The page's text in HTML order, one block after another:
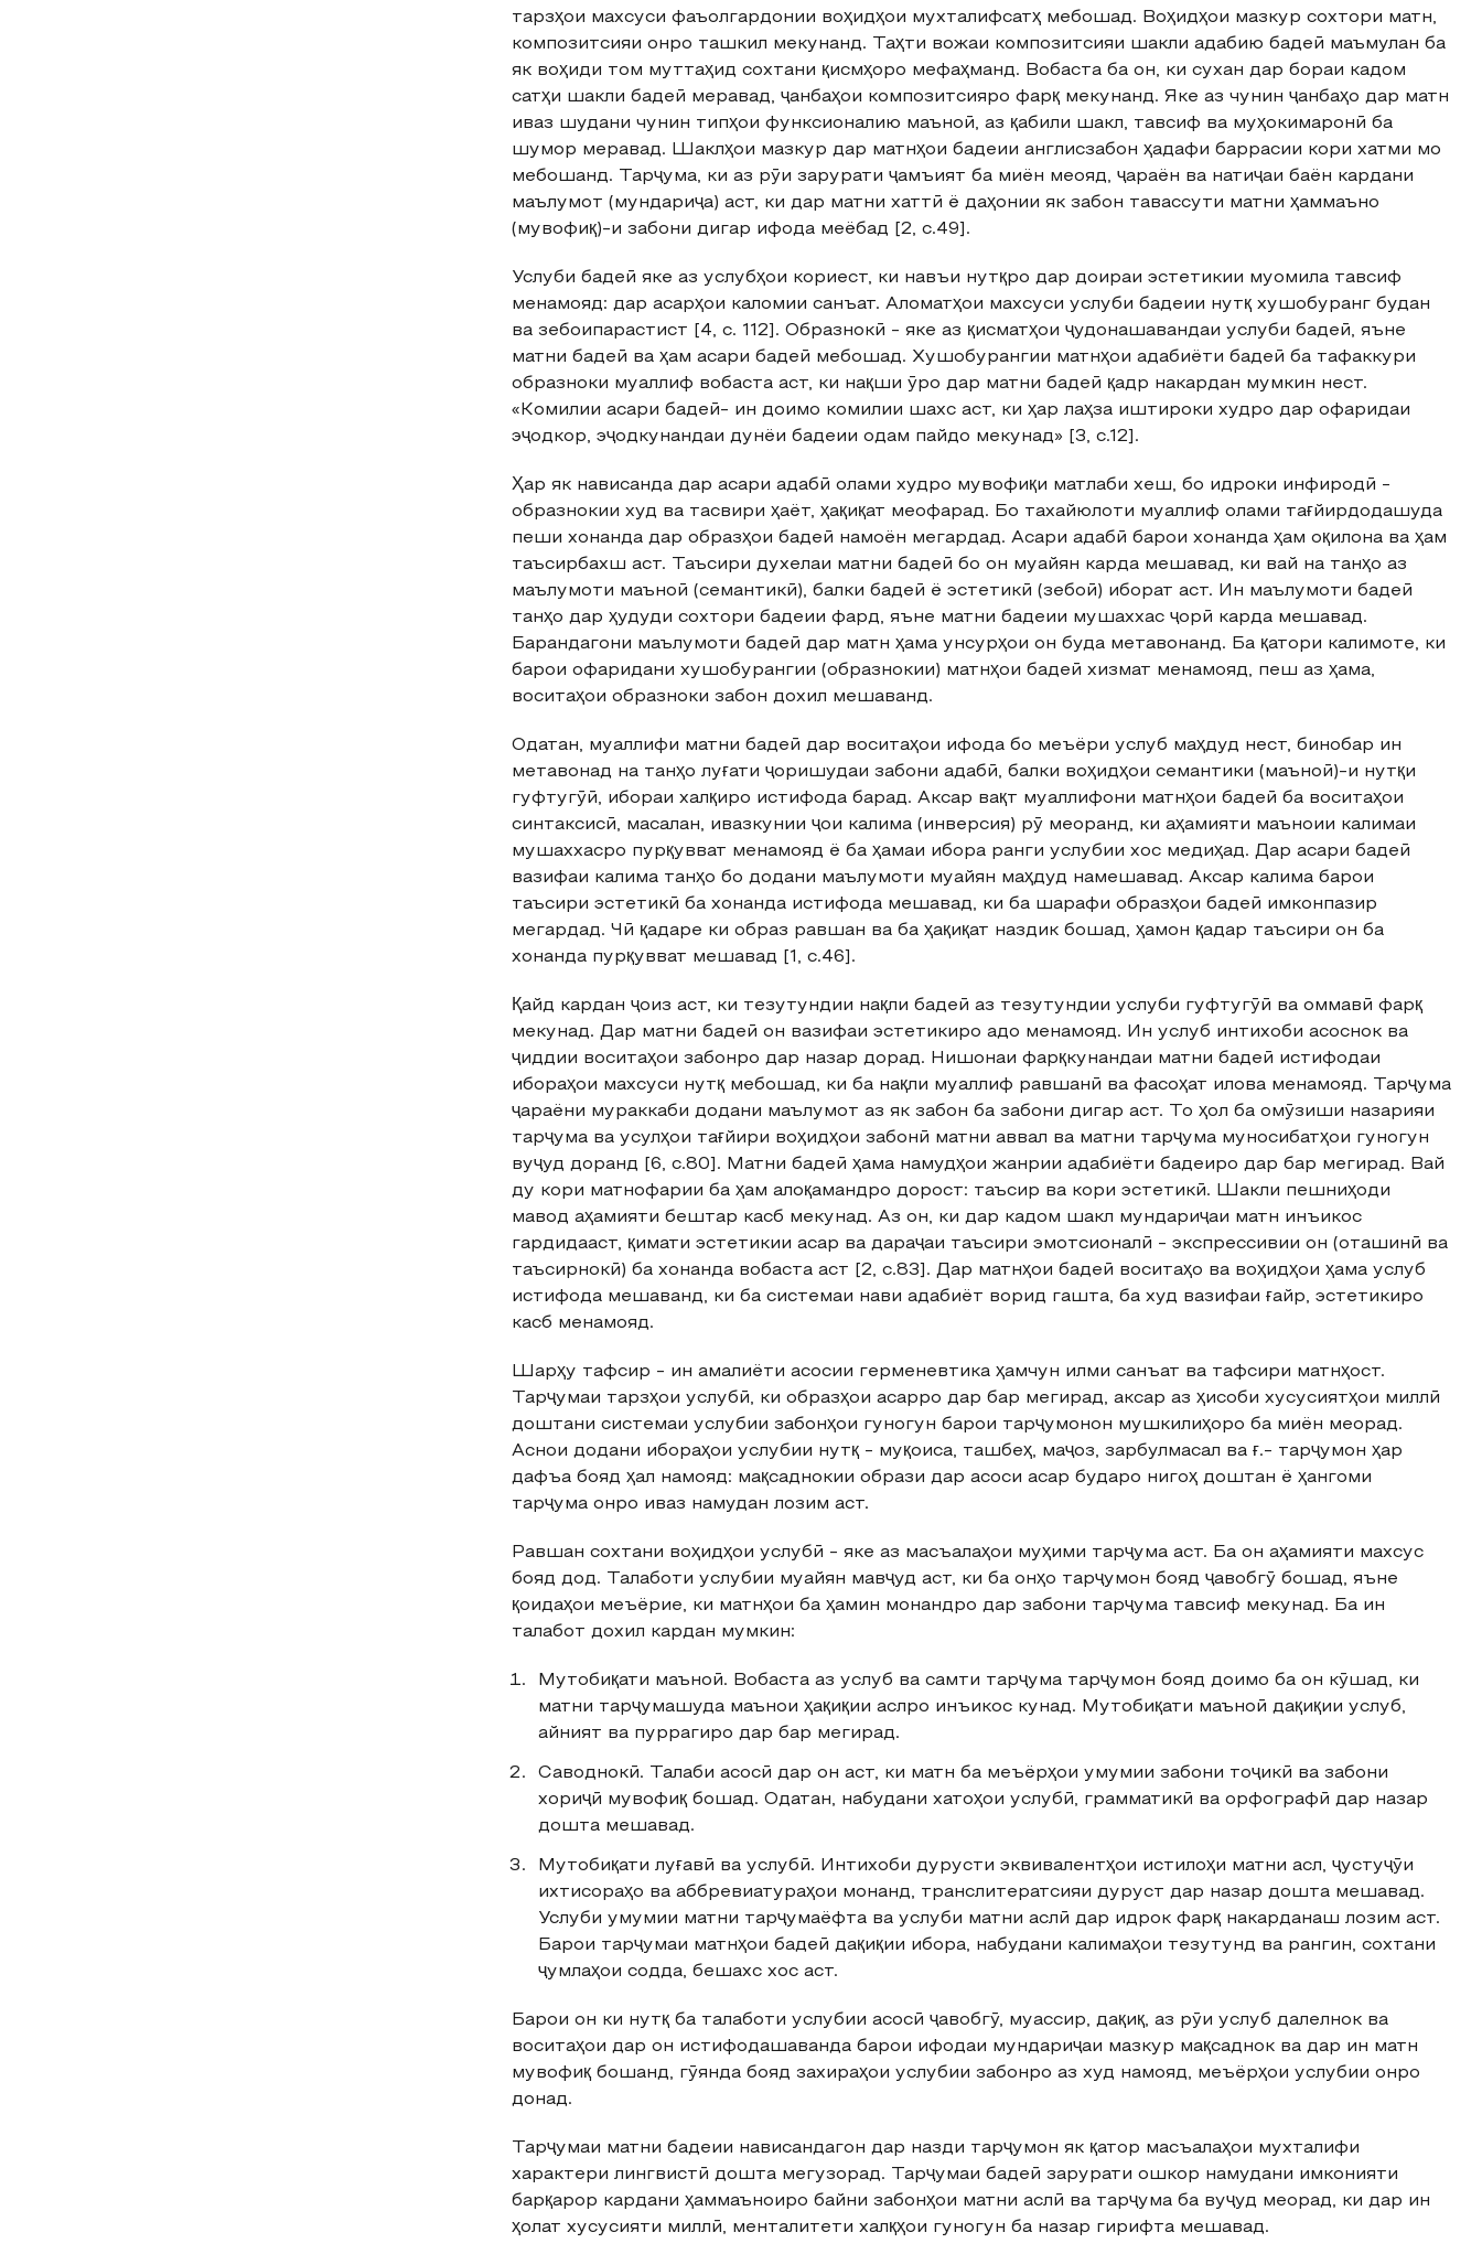
тарзҳои махсуси фаъолгардонии воҳидҳои мухталифсатҳ мебошад. Воҳидҳои мазкур сохтори матн,
композитсияи онро ташкил мекунанд. Таҳти вожаи композитсияи шакли адабию бадеӣ маъмулан ба
як воҳиди том муттаҳид сохтани қисмҳоро мефаҳманд. Вобаста ба он, ки сухан дар бораи кадом
сатҳи шакли бадеӣ меравад, ҷанбаҳои композитсияро фарқ мекунанд. Яке аз чунин ҷанбаҳо дар матн
иваз шудани чунин типҳои функсионалию маъноӣ, аз қабили шакл, тавсиф ва муҳокимаронӣ ба
шумор меравад. Шаклҳои мазкур дар матнҳои бадеии англисзабон ҳадафи баррасии кори хатми мо
мебошанд. Тарҷума, ки аз рӯи зарурати ҷамъият ба миён меояд, ҷараён ва натиҷаи баён кардани
маълумот (мундариҷа) аст, ки дар матни хаттӣ ё даҳонии як забон тавассути матни ҳаммаъно
(мувофиқ)-и забони дигар ифода меёбад [2, с.49].
Услуби бадеӣ яке аз услубҳои кориест, ки навъи нутқро дар доираи эстетикии муомила тавсиф
менамояд: дар асарҳои каломии санъат. Аломатҳои махсуси услуби бадеии нутқ хушобуранг будан
ва зебоипарастист [4, с. 112]. Образнокӣ - яке аз қисматҳои ҷудонашавандаи услуби бадеӣ, яъне
матни бадеӣ ва ҳам асари бадеӣ мебошад. Хушобурангии матнҳои адабиёти бадеӣ ба тафаккури
образноки муаллиф вобаста аст, ки нақши ӯро дар матни бадеӣ қадр накардан мумкин нест.
«Комилии асари бадеӣ- ин доимо комилии шахс аст, ки ҳар лаҳза иштироки худро дар офаридаи
эҷодкор, эҷодкунандаи дунёи бадеии одам пайдо мекунад» [3, с.12].
Ҳар як нависанда дар асари адабӣ олами худро мувофиқи матлаби хеш, бо идроки инфиродӣ -
образнокии худ ва тасвири ҳаёт, ҳақиқат меофарад. Бо тахайюлоти муаллиф олами тағйирдодашуда
пеши хонанда дар образҳои бадеӣ намоён мегардад. Асари адабӣ барои хонанда ҳам оқилона ва ҳам
таъсирбахш аст. Таъсири духелаи матни бадеӣ бо он муайян карда мешавад, ки вай на танҳо аз
маълумоти маъноӣ (семантикӣ), балки бадеӣ ё эстетикӣ (зебоӣ) иборат аст. Ин маълумоти бадеӣ
танҳо дар ҳудуди сохтори бадеии фард, яъне матни бадеии мушаххас ҷорӣ карда мешавад.
Барандагони маълумоти бадеӣ дар матн ҳама унсурҳои он буда метавонанд. Ба қатори калимоте, ки
барои офаридани хушобурангии (образнокии) матнҳои бадеӣ хизмат менамояд, пеш аз ҳама,
воситаҳои образноки забон дохил мешаванд.
Одатан, муаллифи матни бадеӣ дар воситаҳои ифода бо меъёри услуб маҳдуд нест, бинобар ин
метавонад на танҳо луғати ҷоришудаи забони адабӣ, балки воҳидҳои семантики (маъноӣ)-и нутқи
гуфтугӯӣ, ибораи халқиро истифода барад. Аксар вақт муаллифони матнҳои бадеӣ ба воситаҳои
синтаксисӣ, масалан, ивазкунии ҷои калима (инверсия) рӯ меоранд, ки аҳамияти маъноии калимаи
мушаххасро пурқувват менамояд ё ба ҳамаи ибора ранги услубии хос медиҳад. Дар асари бадеӣ
вазифаи калима танҳо бо додани маълумоти муайян маҳдуд намешавад. Аксар калима барои
таъсири эстетикӣ ба хонанда истифода мешавад, ки ба шарафи образҳои бадеӣ имконпазир
мегардад. Чӣ қадаре ки образ равшан ва ба ҳақиқат наздик бошад, ҳамон қадар таъсири он ба
хонанда пурқувват мешавад [1, с.46].
Қайд кардан ҷоиз аст, ки тезутундии нақли бадеӣ аз тезутундии услуби гуфтугӯӣ ва оммавӣ фарқ
мекунад. Дар матни бадеӣ он вазифаи эстетикиро адо менамояд. Ин услуб интихоби асоснок ва
ҷиддии воситаҳои забонро дар назар дорад. Нишонаи фарқкунандаи матни бадеӣ истифодаи
ибораҳои махсуси нутқ мебошад, ки ба нақли муаллиф равшанӣ ва фасоҳат илова менамояд. Тарҷума
ҷараёни мураккаби додани маълумот аз як забон ба забони дигар аст. То ҳол ба омӯзиши назарияи
тарҷума ва усулҳои тағйири воҳидҳои забонӣ матни аввал ва матни тарҷума муносибатҳои гуногун
вуҷуд доранд [6, с.80]. Матни бадеӣ ҳама намудҳои жанрии адабиёти бадеиро дар бар мегирад. Вай
ду кори матнофарии ба ҳам алоқамандро дорост: таъсир ва кори эстетикӣ. Шакли пешниҳоди
мавод аҳамияти бештар касб мекунад. Аз он, ки дар кадом шакл мундариҷаи матн инъикос
гардидааст, қимати эстетикии асар ва дараҷаи таъсири эмотсионалӣ - экспрессивии он (оташинӣ ва
таъсирнокӣ) ба хонанда вобаста аст [2, с.83]. Дар матнҳои бадеӣ воситаҳо ва воҳидҳои ҳама услуб
истифода мешаванд, ки ба системаи нави адабиёт ворид гашта, ба худ вазифаи ғайр, эстетикиро
касб менамояд.
Шарҳу тафсир - ин амалиёти асосии герменевтика ҳамчун илми санъат ва тафсири матнҳост.
Тарҷумаи тарзҳои услубӣ, ки образҳои асарро дар бар мегирад, аксар аз ҳисоби хусусиятҳои миллӣ
доштани системаи услубии забонҳои гуногун барои тарҷумонон мушкилиҳоро ба миён меорад.
Аснои додани ибораҳои услубии нутқ - муқоиса, ташбеҳ, маҷоз, зарбулмасал ва ғ.- тарҷумон ҳар
дафъа бояд ҳал намояд: мақсаднокии образи дар асоси асар бударо нигоҳ доштан ё ҳангоми
тарҷума онро иваз намудан лозим аст.
Равшан сохтани воҳидҳои услубӣ - яке аз масъалаҳои муҳими тарҷума аст. Ба он аҳамияти махсус
бояд дод. Талаботи услубии муайян мавҷуд аст, ки ба онҳо тарҷумон бояд ҷавобгӯ бошад, яъне
қоидаҳои меъёрие, ки матнҳои ба ҳамин монандро дар забони тарҷума тавсиф мекунад. Ба ин
талабот дохил кардан мумкин:
Мутобиқати маъноӣ. Вобаста аз услуб ва самти тарҷума тарҷумон бояд доимо ба он кӯшад, ки
матни тарҷумашуда маънои ҳақиқии аслро инъикос кунад. Мутобиқати маъноӣ дақиқии услуб,
айният ва пуррагиро дар бар мегирад.
Саводнокӣ. Талаби асосӣ дар он аст, ки матн ба меъёрҳои умумии забони тоҷикӣ ва забони
хориҷӣ мувофиқ бошад. Одатан, набудани хатоҳои услубӣ, грамматикӣ ва орфографӣ дар назар
дошта мешавад.
Мутобиқати луғавӣ ва услубӣ. Интихоби дурусти эквивалентҳои истилоҳи матни асл, ҷустуҷӯи
ихтисораҳо ва аббревиатураҳои монанд, транслитератсияи дуруст дар назар дошта мешавад.
Услуби умумии матни тарҷумаёфта ва услуби матни аслӣ дар идрок фарқ накарданаш лозим аст.
Барои тарҷумаи матнҳои бадеӣ дақиқии ибора, набудани калимаҳои тезутунд ва рангин, сохтани
ҷумлаҳои содда, бешахс хос аст.
Барои он ки нутқ ба талаботи услубии асосӣ ҷавобгӯ, муассир, дақиқ, аз рӯи услуб далелнок ва
воситаҳои дар он истифодашаванда барои ифодаи мундариҷаи мазкур мақсаднок ва дар ин матн
мувофиқ бошанд, гӯянда бояд захираҳои услубии забонро аз худ намояд, меъёрҳои услубии онро
донад.
Тарҷумаи матни бадеии нависандагон дар назди тарҷумон як қатор масъалаҳои мухталифи
характери лингвистӣ дошта мегузорад. Тарҷумаи бадеӣ зарурати ошкор намудани имконияти
барқарор кардани ҳаммаъноиро байни забонҳои матни аслӣ ва тарҷума ба вуҷуд меорад, ки дар ин
ҳолат хусусияти миллӣ, менталитети халқҳои гуногун ба назар гирифта мешавад.